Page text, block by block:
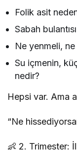
Folik asit
Sabah
Ne yenmeli,
Su içmenin,
nedir?
Hepsi var. Ama
“Ne
👶 2. Trimester: